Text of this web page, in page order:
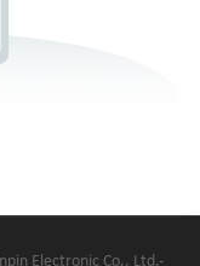
Electronic Co., Ltd.-